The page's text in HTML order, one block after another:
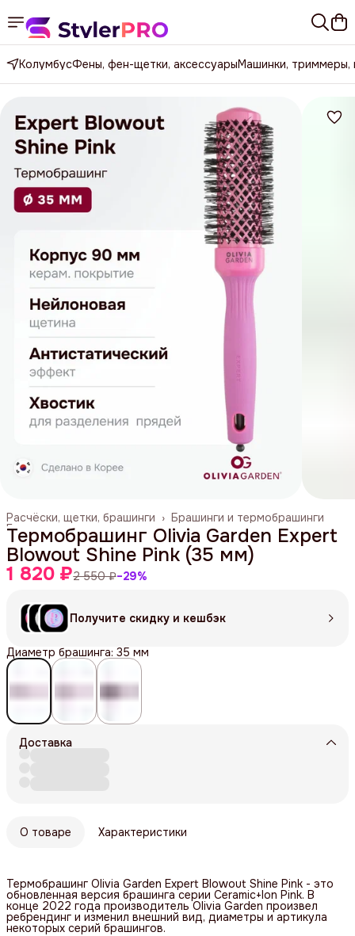
КолумбусФены, фен-щетки, аксессуарыМашинки, триммеры,
Брашинги и термобрашинги
Расчёски, щетки, брашинги ›
Главная ›
Термобрашинг Olivia Garden Expert
Blowout Shine Pink (35 мм)
1 820 ₽2 550 ₽−29%
Получите скидку и кешбэк
Диаметр брашинга: 35 мм
Доставка
О товаре Характеристики
Термобрашинг Olivia Garden Expert Blowout Shine Pink - это
обновленная версия брашинга серии Ceramic+Ion Pink. В
конце 2022 года производитель Olivia Garden произвел
ребрендинг и изменил внешний вид, диаметры и артикула
некоторых серий брашингов.